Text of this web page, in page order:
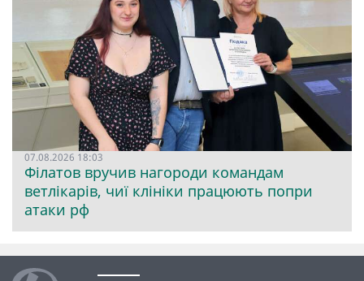
07.08.2026 18:03
Філатов вручив нагороди командам
ветлікарів, чиї клініки працюють попри
атаки рф